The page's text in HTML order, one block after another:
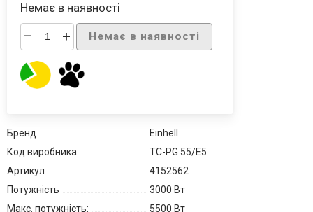
Немає в наявності
– + Немає в наявності
Бренд
Einhell
Код виробника
TC-PG 55/E5
Артикул
4152562
Потужність
3000 Вт
Макс. потужність:
5500 Вт